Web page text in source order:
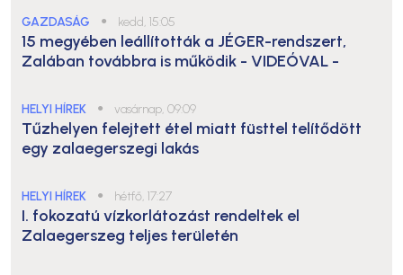
GAZDASÁG ● kedd, 15:05
15 megyében leállították a JÉGER-rendszert,
Zalában továbbra is működik - VIDEÓVAL -
HELYI HÍREK ● vasárnap, 09:09
Tűzhelyen felejtett étel miatt füsttel telítődött
egy zalaegerszegi lakás
HELYI HÍREK ● hétfő, 17:27
I. fokozatú vízkorlátozást rendeltek el
Zalaegerszeg teljes területén